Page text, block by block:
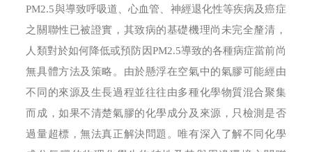
PM2.5與導致呼吸道、心血管、神經退化性等疾病及癌症
之關聯性已被證實，其致病的基礎機理尚未完全釐清，
人類對於如何降低或預防因PM2.5導致的各種病症當前尚
無具體方法及策略。由於懸浮在空氣中的氣膠可能經由
不同的來源及生長過程並往往由多種化學物質混合聚集
而成，如果不清楚氣膠的化學成分及來源，只檢測是否
過量超標，無法真正解決問題。唯有深入了解不同化學